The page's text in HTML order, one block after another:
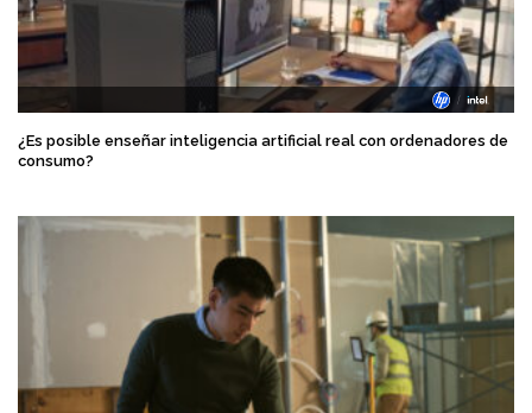
¿Es posible enseñar inteligencia artificial real con ordenadores de
consumo?